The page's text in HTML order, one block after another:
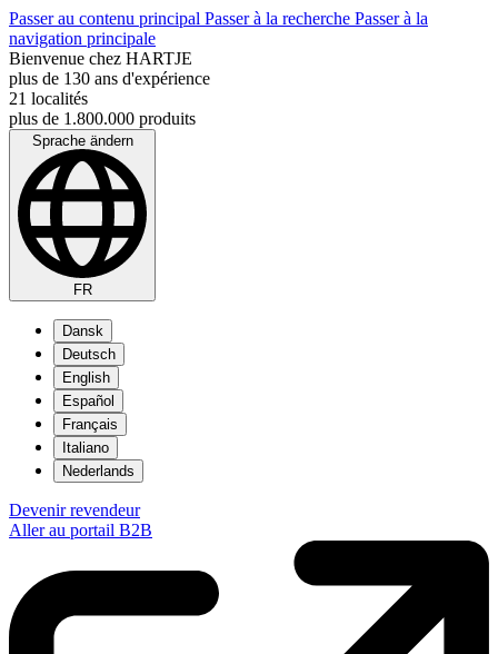
Passer au contenu principal Passer à la recherche Passer à la
navigation principale
Bienvenue chez HARTJE
plus de 130 ans d'expérience
21 localités
plus de 1.800.000 produits
Sprache ändern
FR
Dansk
Deutsch
English
Español
Français
Italiano
Nederlands
Devenir revendeur
Aller au portail B2B